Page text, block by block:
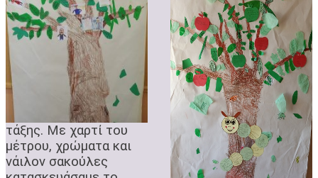
τάξης. Με χαρτί του
μέτρου, χρώματα και
νάιλον σακούλες